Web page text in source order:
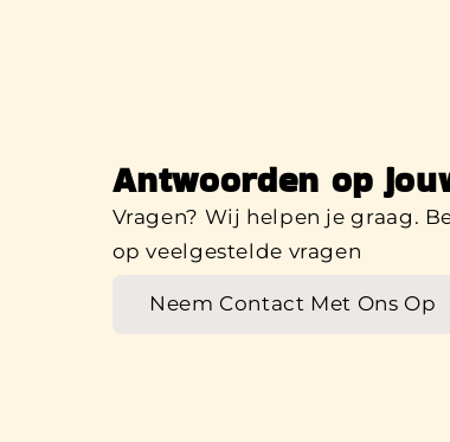
Antwoorden op
Vragen? Wij helpen je graag.
op veelgestelde vragen
Neem Contact Met Ons Op